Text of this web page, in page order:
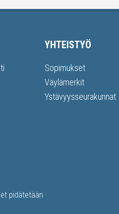
YHTEISTYÖ
Sopimukset
Väylämerkit
Ystävyysseurakunnat
pidätetään ·